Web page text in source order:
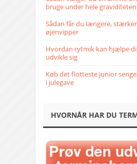
bruge under hele
Sådan får du længere,
øjenvipper
Hvordan rytmik kan hjælpe
udvikle sig
Køb det flotteste junior
i julegave
HVORNÅR HAR DU